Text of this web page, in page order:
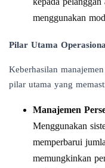
menggunakan
Pilar Utama
Keberhasilan
pilar utama yang
Manajemen
Menggunakan
memperbarui
memungkinkan